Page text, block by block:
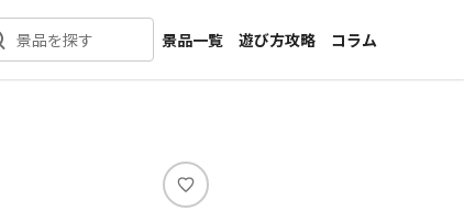
景品を探す
景品一覧
新着景品
メーカー一覧
遊び方攻略
コラム
インタビュー
い